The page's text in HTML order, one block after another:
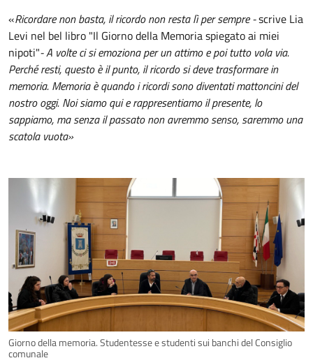
«Ricordare non basta, il ricordo non resta lì per sempre -scrive Lia
Levi nel bel libro "Il Giorno della Memoria spiegato ai miei
nipoti"- A volte ci si emoziona per un attimo e poi tutto vola via.
Perché resti, questo è il punto, il ricordo si deve trasformare in
memoria. Memoria è quando i ricordi sono diventati mattoncini del
nostro oggi. Noi siamo qui e rappresentiamo il presente, lo
sappiamo, ma senza il passato non avremmo senso, saremmo una
scatola vuota»
Giorno della memoria. Studentesse e studenti sui banchi del Consiglio
comunale